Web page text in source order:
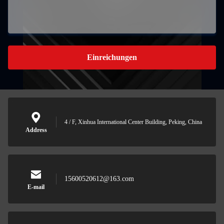
Einreichungen
Address
4 / F, Xinhua International Center Building, Peking, China
E-mail
15600520612@163.com